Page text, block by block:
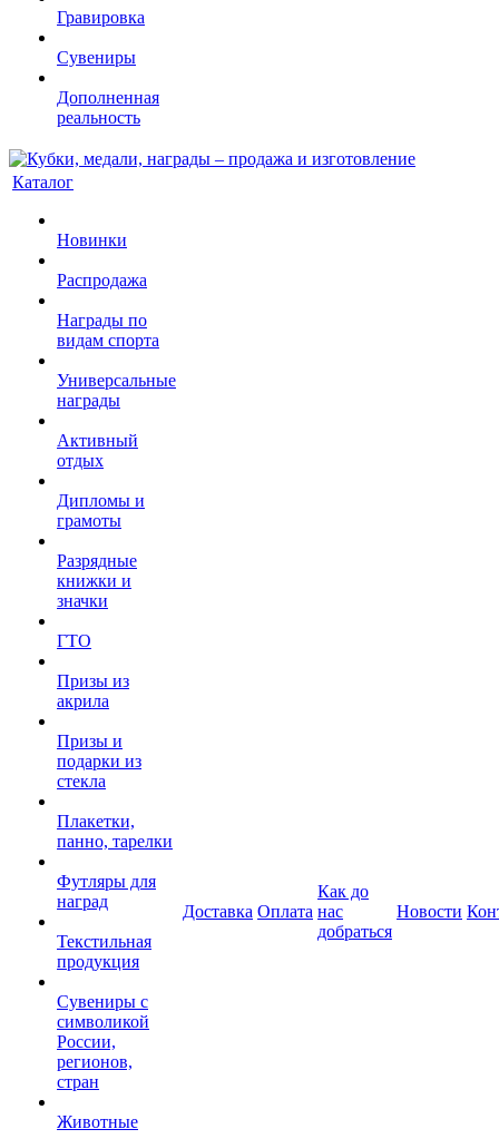
Гравировка
Сувениры
Дополненная
реальность
Каталог
Новинки
Распродажа
Награды по
видам спорта
Универсальные
награды
Активный
отдых
Дипломы и
грамоты
Разрядные
книжки и
значки
ГТО
Призы из
акрила
Призы и
подарки из
стекла
Плакетки,
панно, тарелки
Футляры для
наград
Текстильная
продукция
Сувениры с
символикой
России,
регионов,
стран
Животные
Доставка Оплата
Как до
нас
добраться
Новости